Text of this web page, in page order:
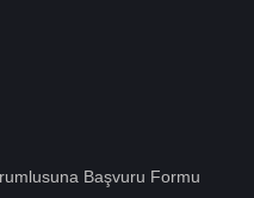
Başvuru Formu